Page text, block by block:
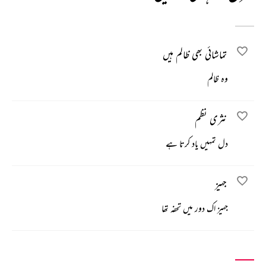
تماشائی بھی ظالم ہیں
وہ ظالم
نثری نظم
دل تمہیں یاد کرتا ہے
جہیز
جہیز اک دور میں تحفہ تھا